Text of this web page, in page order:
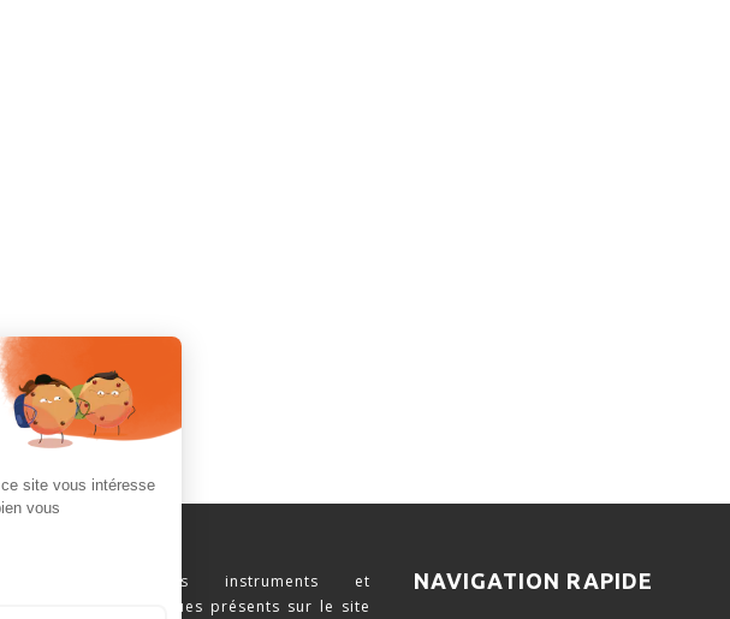
parmi les instruments et
scientifiques présents sur le site
NAVIGATION RAPIDE